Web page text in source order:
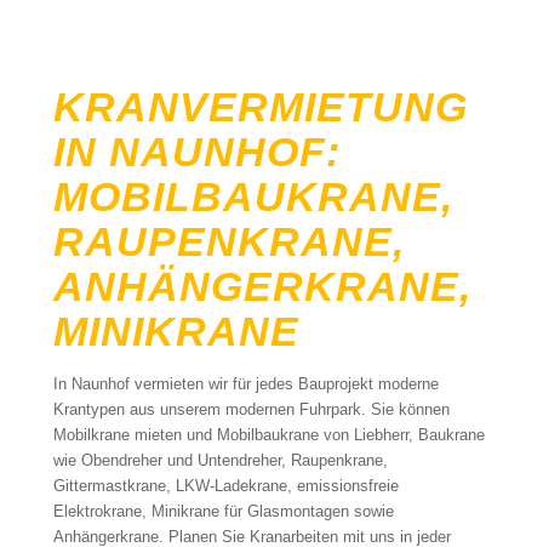
KRANVERMIETUNG
IN NAUNHOF:
MOBILBAUKRANE,
RAUPENKRANE,
ANHÄNGERKRANE,
MINIKRANE
In Naunhof vermieten wir für jedes Bauprojekt moderne
Krantypen aus unserem modernen Fuhrpark. Sie können
Mobilkrane mieten und Mobilbaukrane von Liebherr, Baukrane
wie Obendreher und Untendreher, Raupenkrane,
Gittermastkrane, LKW-Ladekrane, emissionsfreie
Elektrokrane, Minikrane für Glasmontagen sowie
Anhängerkrane. Planen Sie Kranarbeiten mit uns in jeder